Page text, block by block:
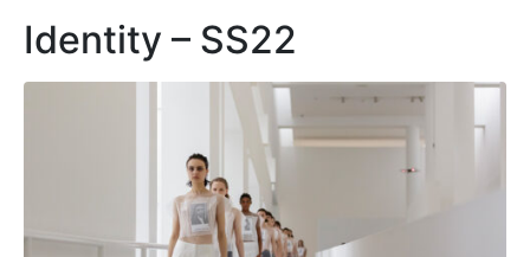
Identity – SS22